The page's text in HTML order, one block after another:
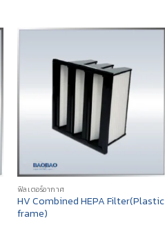
ฟิลเตอร์อากาศ
HV Combined HEPA Filter(Plastic
frame)